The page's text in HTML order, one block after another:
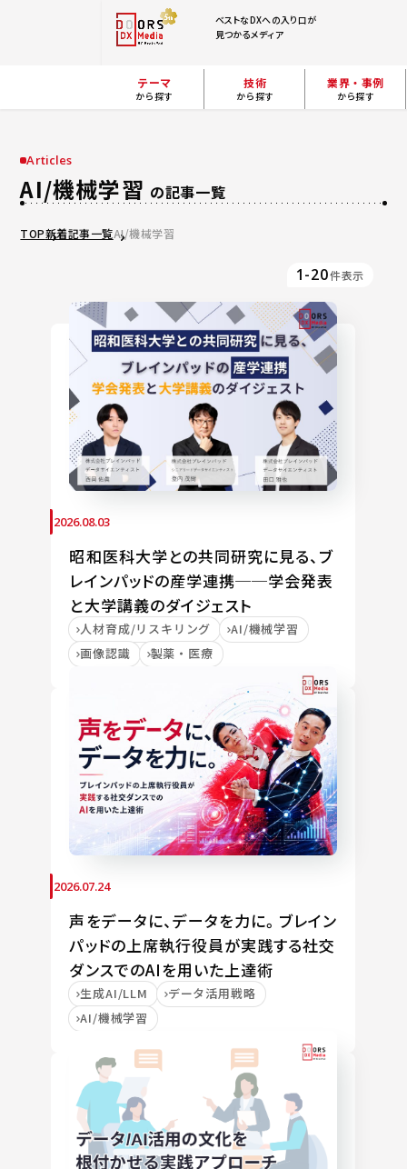
ベストなDXへの入り口が
見つかるメディア
テーマ
から探す
技術
から探す
業界・事例
から探す
Articles
AI/機械学習 の記事一覧
TOP新着記事一覧AI/機械学習
1-20件表示
2026.08.03
昭和医科大学との共同研究に見る、ブ
レインパッドの産学連携──学会発表
と大学講義のダイジェスト
人材育成/リスキリング
AI/機械学習
画像認識
製薬・医療
2026.07.24
声をデータに、データを力に。ブレイン
パッドの上席執行役員が実践する社交
ダンスでのAIを用いた上達術
生成AI/LLM
データ活用戦略
AI/機械学習